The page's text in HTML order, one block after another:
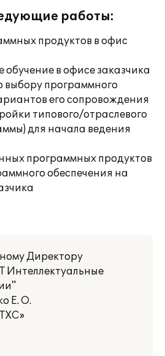
работы:
продуктов в офис
в офисе заказчика
выбору программного
его сопровождения
типового/отраслевого
для начала ведения
программных продуктов
обеспечения на
Директору
Е. О.